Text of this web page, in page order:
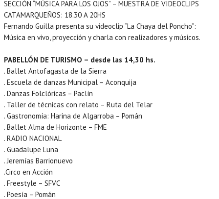
SECCIÓN “MÚSICA PARA LOS OJOS” – MUESTRA DE VIDEOCLIPS
CATAMARQUEÑOS: 18.30 A 20HS
Fernando Guilla presenta su videoclip “La Chaya del Poncho”:
Música en vivo, proyección y charla con realizadores y músicos.
PABELLÓN DE TURISMO – desde las 14,30 hs.
. Ballet Antofagasta de la Sierra
. Escuela de danzas Municipal – Aconquija
. Danzas Folclóricas – Paclín
. Taller de técnicas con relato – Ruta del Telar
. Gastronomía: Harina de Algarroba – Pomán
. Ballet Alma de Horizonte – FME
. RADIO NACIONAL
. Guadalupe Luna
. Jeremías Barrionuevo
.Circo en Acción
. Freestyle – SFVC
. Poesía – Pomán